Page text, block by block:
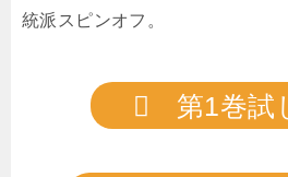
統派スピンオフ。
第1巻試